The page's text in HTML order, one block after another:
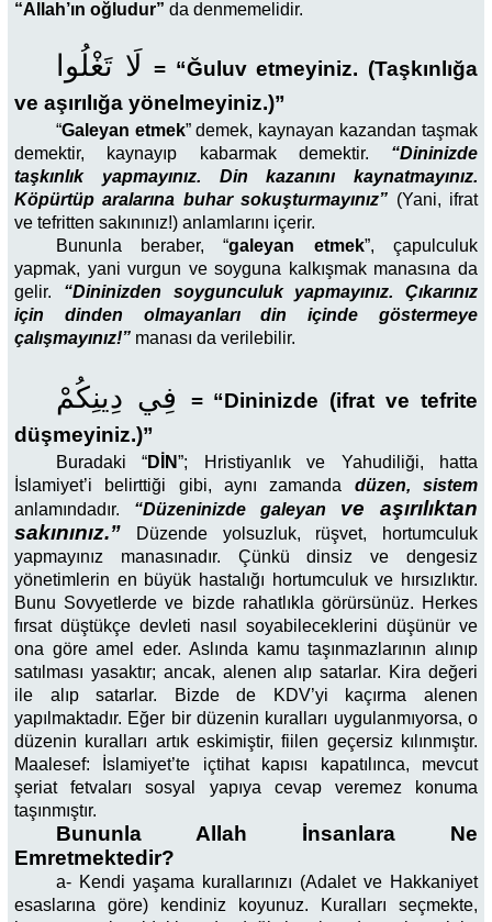
“Allah’ın oğludur” da denmemelidir.
لَا تَغْلُوا = “Ğuluv etmeyiniz. (Taşkınlığa
ve aşırılığa yönelmeyiniz.)”
“Galeyan etmek” demek, kaynayan kazandan taşmak
demektir, kaynayıp kabarmak demektir. “Dininizde
taşkınlık yapmayınız. Din kazanını kaynatmayınız.
Köpürtüp aralarına buhar sokuşturmayınız” (Yani, ifrat
ve tefritten sakınınız!) anlamlarını içerir.
Bununla beraber, “galeyan etmek”, çapulculuk
yapmak, yani vurgun ve soyguna kalkışmak manasına da
gelir. “Dininizden soygunculuk yapmayınız. Çıkarınız
için dinden olmayanları din içinde göstermeye
çalışmayınız!” manası da verilebilir.
فِي دِينِكُمْ = “Dininizde (ifrat ve tefrite
düşmeyiniz.)”
Buradaki “DİN”; Hristiyanlık ve Yahudiliği, hatta
İslamiyet’i belirttiği gibi, aynı zamanda düzen, sistem
anlamındadır. “Düzeninizde galeyan ve aşırılıktan
sakınınız.”
Düzende yolsuzluk, rüşvet, hortumculuk
yapmayınız manasınadır. Çünkü dinsiz ve dengesiz
yönetimlerin en büyük hastalığı hortumculuk ve hırsızlıktır.
Bunu Sovyetlerde ve bizde rahatlıkla görürsünüz. Herkes
fırsat düştükçe devleti nasıl soyabileceklerini düşünür ve
ona göre amel eder. Aslında kamu taşınmazlarının alınıp
satılması yasaktır; ancak, alenen alıp satarlar. Kira değeri
ile alıp satarlar. Bizde de KDV’yi kaçırma alenen
yapılmaktadır. Eğer bir düzenin kuralları uygulanmıyorsa, o
düzenin kuralları artık eskimiştir, fiilen geçersiz kılınmıştır.
Maalesef: İslamiyet’te içtihat kapısı kapatılınca, mevcut
şeriat fetvaları sosyal yapıya cevap veremez konuma
taşınmıştır.
Bununla Allah İnsanlara Ne
Emretmektedir?
a- Kendi yaşama kurallarınızı (Adalet ve Hakkaniyet
esaslarına göre) kendiniz koyunuz. Kuralları seçmekte,